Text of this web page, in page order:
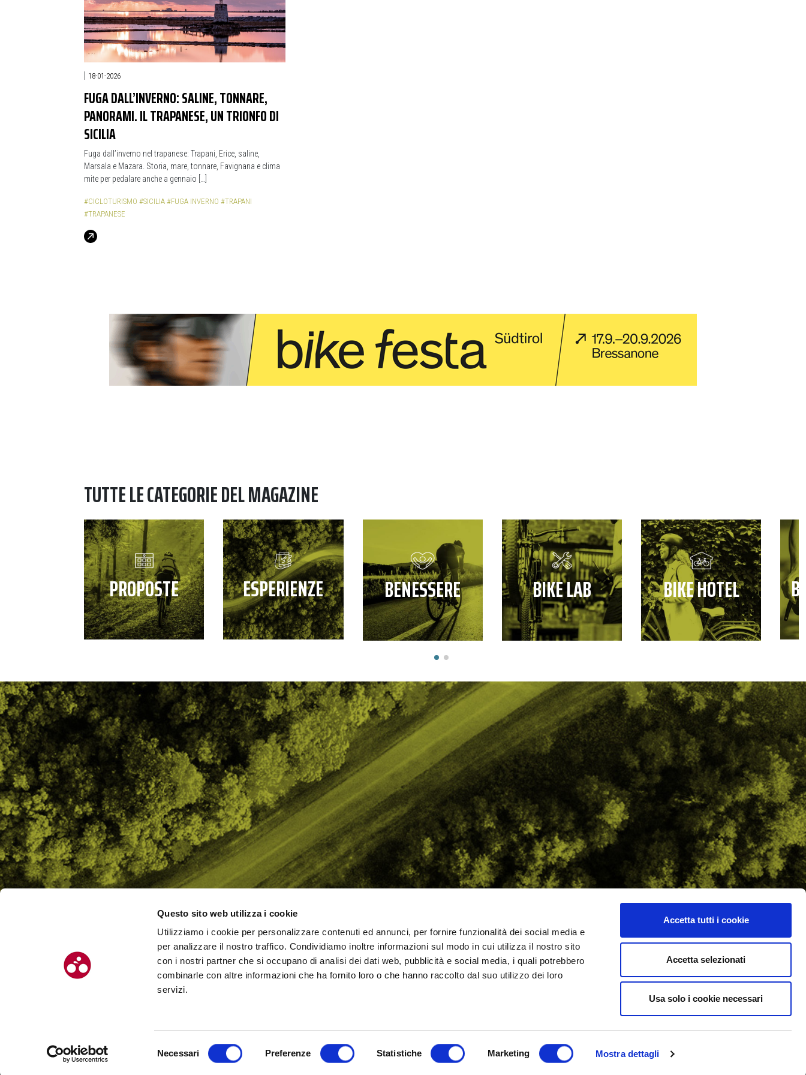
Questo sito web utilizza i cookie
Utilizziamo i cookie per personalizzare contenuti ed annunci, per fornire funzionalità dei social media e
per analizzare il nostro traffico. Condividiamo inoltre informazioni sul modo in cui utilizza il nostro sito
con i nostri partner che si occupano di analisi dei dati web, pubblicità e social media, i quali potrebbero
combinarle con altre informazioni che ha fornito loro o che hanno raccolto dal suo utilizzo dei loro
servizi.
Necessari Preferenze Statistiche Marketing Mostra dettagli
Accetta tutti i cookie
Accetta selezionati
Usa solo i cookie necessari
| 18-01-2026
FUGA DALL’INVERNO: SALINE, TONNARE,
PANORAMI. IL TRAPANESE, UN TRIONFO DI
SICILIA
Fuga dall’inverno nel trapanese: Trapani, Erice, saline,
Marsala e Mazara. Storia, mare, tonnare, Favignana e clima
mite per pedalare anche a gennaio […]
#CICLOTURISMO #SICILIA #FUGA INVERNO #TRAPANI
#TRAPANESE
TUTTE LE CATEGORIE DEL MAGAZINE
PROPOSTE ESPERIENZE BENESSERE BIKE LAB BIKE HOTEL
CHI SIAMO
CONTATTI
STRADA
GRAVEL
URBAN
PROPOSTE
ESPERIENZE
BENESSERE
BIKE LAB
BIKE HOTEL
BIKE ECONOMY
Chilometro 162 srl
bici.PRO
© Chilometro 162 srl – P.I. 04522410408 – Via Soardi 5, 47921 – Rimini (RN)
Realizzato da SUNTIMES
Cookie Policy Privacy Policy